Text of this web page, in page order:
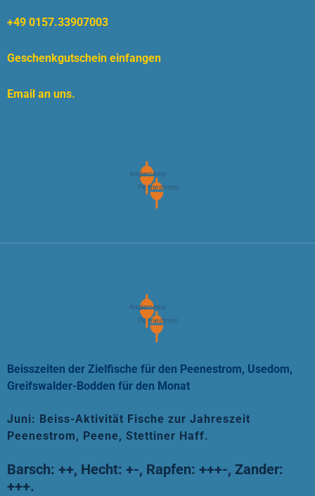
+49 0157.33907003
Geschenkgutschein einfangen
Email an uns.
Beisszeiten der Zielfische für den Peenestrom, Usedom,
Greifswalder-Bodden für den Monat
Juni: Beiss-Aktivität Fische zur Jahreszeit
Peenestrom, Peene, Stettiner Haff.
Barsch: ++, Hecht: +-, Rapfen: +++-, Zander:
+++.